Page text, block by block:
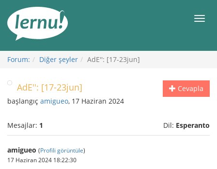
Görüntüleme
Forum: Diğer şeyler AdE'': [17-23jun]
Cevapla
AdE'': [17-23jun]
başlangıç amigueo, 17 Haziran 2024
Mesajlar: 1 Dil: Esperanto
amigueo (Profili görüntüle)
17 Haziran 2024 18:22:30